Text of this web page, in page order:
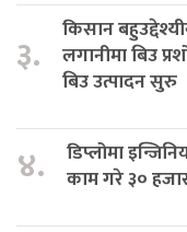
३.
किसान
लगानीमा बिउ
बिउ उत्पादन सुरु
४.
डिप्लोमा
काम गरे ३०